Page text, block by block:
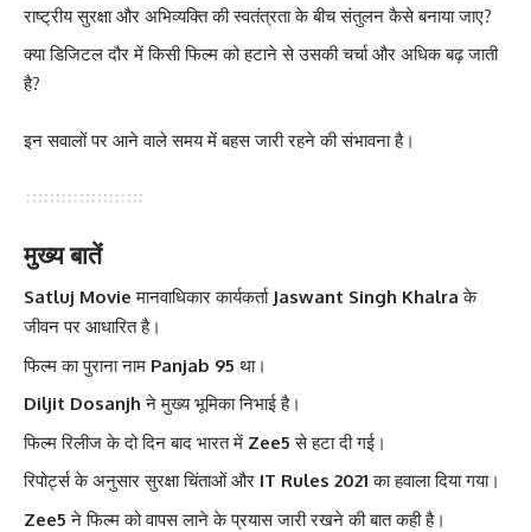
राष्ट्रीय सुरक्षा और अभिव्यक्ति की स्वतंत्रता के बीच संतुलन कैसे बनाया जाए?
क्या डिजिटल दौर में किसी फिल्म को हटाने से उसकी चर्चा और अधिक बढ़ जाती
है?
इन सवालों पर आने वाले समय में बहस जारी रहने की संभावना है।
मुख्य बातें
Satluj Movie मानवाधिकार कार्यकर्ता Jaswant Singh Khalra के
जीवन पर आधारित है।
फिल्म का पुराना नाम Panjab 95 था।
Diljit Dosanjh ने मुख्य भूमिका निभाई है।
फिल्म रिलीज के दो दिन बाद भारत में Zee5 से हटा दी गई।
रिपोर्ट्स के अनुसार सुरक्षा चिंताओं और IT Rules 2021 का हवाला दिया गया।
Zee5 ने फिल्म को वापस लाने के प्रयास जारी रखने की बात कही है।